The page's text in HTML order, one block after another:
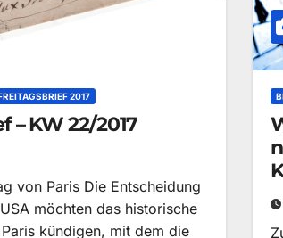
2017
– KW 22/2017
von Paris Die Entscheidung
möchten das historische
kündigen, mit dem die